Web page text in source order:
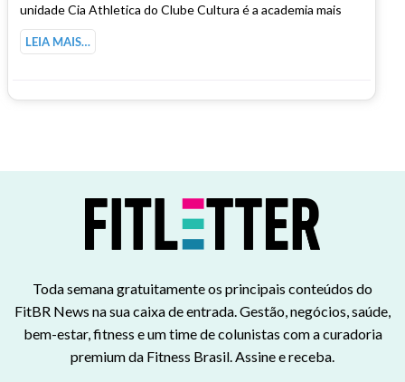
unidade Cia Athletica do Clube Cultura é a academia mais
LEIA MAIS…
Toda semana gratuitamente os principais conteúdos do
FitBR News na sua caixa de entrada. Gestão, negócios, saúde,
bem-estar, fitness e um time de colunistas com a curadoria
premium da Fitness Brasil. Assine e receba.